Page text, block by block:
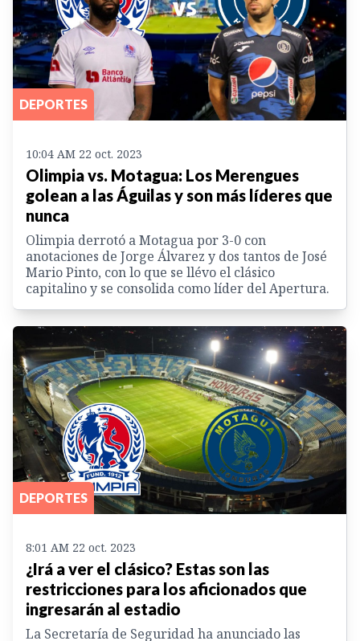
DEPORTES
10:04 AM 22 oct. 2023
Olimpia vs. Motagua: Los Merengues
golean a las Águilas y son más líderes que
nunca
Olimpia derrotó a Motagua por 3-0 con
anotaciones de Jorge Álvarez y dos tantos de José
Mario Pinto, con lo que se llévo el clásico
capitalino y se consolida como líder del Apertura.
DEPORTES
8:01 AM 22 oct. 2023
¿Irá a ver el clásico? Estas son las
restricciones para los aficionados que
ingresarán al estadio
La Secretaría de Seguridad ha anunciado las